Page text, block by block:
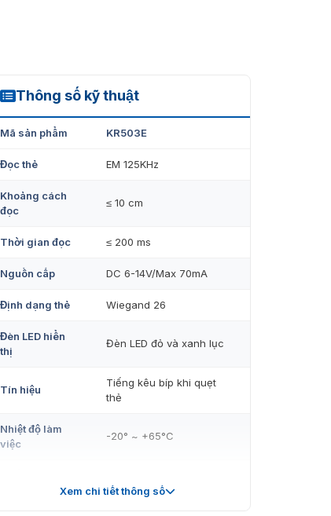
Thông số kỹ thuật
KR503E
Mã sản phẩm KR503E
Đọc thẻ EM 125KHz
Khoảng cách
đọc
≤ 10 cm
Thời gian đọc ≤ 200 ms
Nguồn cấp DC 6-14V/Max 70mA
Định dạng thẻ Wiegand 26
Đèn LED hiển
thị
Đèn LED đỏ và xanh lục
Tín hiệu
Tiếng kêu bíp khi quẹt
thẻ
Nhiệt độ làm
việc
-20° ~ +65°C
Xem chi tiết thông số